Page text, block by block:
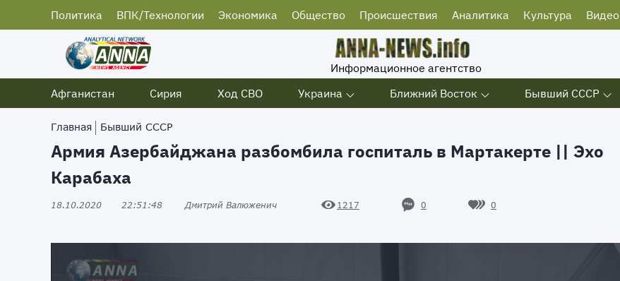
Политика ВПК/Технологии Экономика Общество Происшествия Аналитика Культура Видео
Информационное агентство
Афганистан
Сирия Ход СВО Украина Ближний Восток Бывший СССР
Главная Бывший СССР
Армия Азербайджана разбомбила госпиталь в Мартакерте || Эхо
Карабаха
18.10.2020 22:51:48 Дмитрий Валюженич 1217 0 0